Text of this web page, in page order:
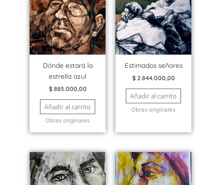
Dónde estará la
estrella azul
$885.000,00
Añadir al carrito
Obras originales
Estimados señores
$2.844.000,00
Añadir al carrito
Obras originales